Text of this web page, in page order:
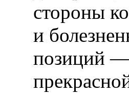
стороны
и
позиций —